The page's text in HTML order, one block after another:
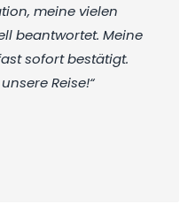
meine vielen
beantwortet. Meine
sofort bestätigt.
Reise!“